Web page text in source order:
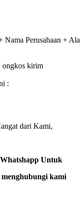
Perusahaan +
ongkos kirim
:
dari Kami,
Untuk
kami